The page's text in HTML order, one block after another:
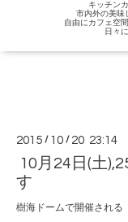
キッチン
市内外の美味
自由にカフェ空
日々
2015 / 10 / 20 23:14
10月24日(土
す
樹海ドームで開催される